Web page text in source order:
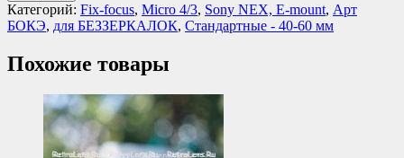
Категорий: Fix-focus, Micro 4/3, Sony NEX, E-mount, Арт
БОКЭ, для БЕЗЗЕРКАЛОК, Стандартные - 40-60 мм
Похожие товары